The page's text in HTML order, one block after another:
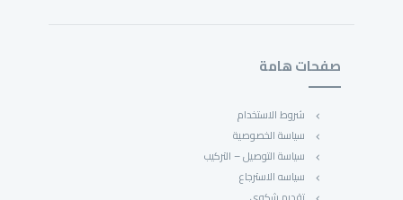
صفحات هامة
شروط الاستخدام
سياسة الخصوصية
سياسة التوصيل – التركيب
سياسه الاسترجاع